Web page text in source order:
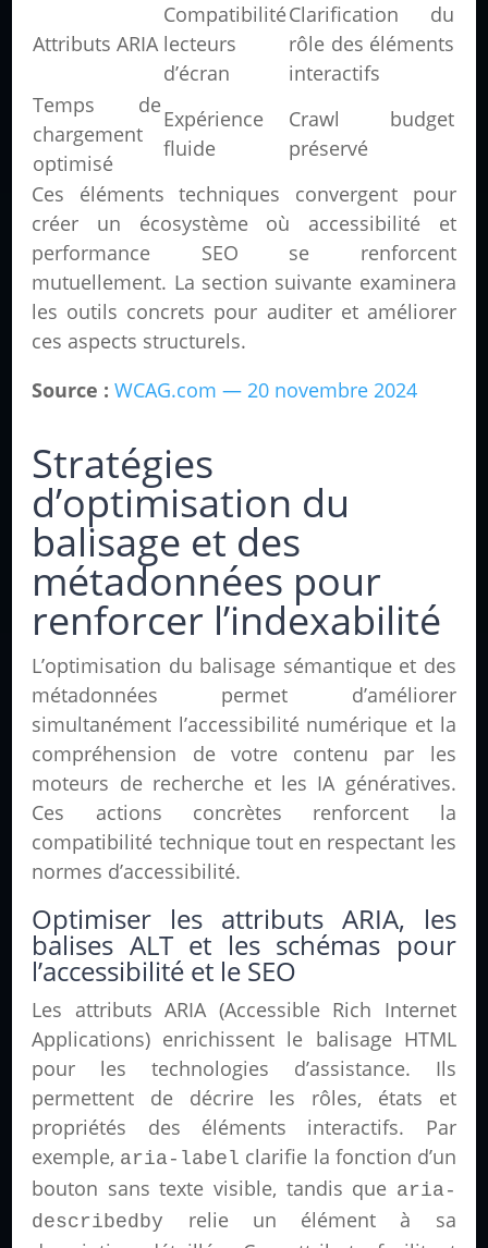
Attributs ARIA
Compatibilité
lecteurs
d’écran
Clarification du
rôle des éléments
interactifs
Temps de
chargement
optimisé
Expérience
fluide
Crawl budget
préservé
Ces éléments techniques convergent pour
créer un écosystème où accessibilité et
performance SEO se renforcent
mutuellement. La section suivante examinera
les outils concrets pour auditer et améliorer
ces aspects structurels.
Source : WCAG.com — 20 novembre 2024
Stratégies
d’optimisation du
balisage et des
métadonnées pour
renforcer l’indexabilité
L’optimisation du balisage sémantique et des
métadonnées permet d’améliorer
simultanément l’accessibilité numérique et la
compréhension de votre contenu par les
moteurs de recherche et les IA génératives.
Ces actions concrètes renforcent la
compatibilité technique tout en respectant les
normes d’accessibilité.
Optimiser les attributs ARIA, les
balises ALT et les schémas pour
l’accessibilité et le SEO
Les attributs ARIA (Accessible Rich Internet
Applications) enrichissent le balisage HTML
pour les technologies d’assistance. Ils
permettent de décrire les rôles, états et
propriétés des éléments interactifs. Par
exemple, aria-label clarifie la fonction d’un
bouton sans texte visible, tandis que aria-
describedby
relie un élément à sa